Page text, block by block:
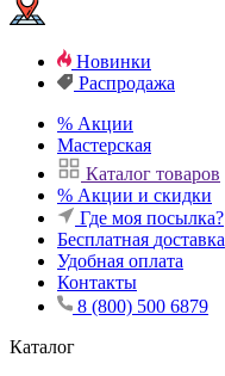
Новинки
Распродажа
% Акции
Мастерская
Каталог товаров
% Акции и скидки
Где моя посылка?
Бесплатная доставка
Удобная оплата
Контакты
8 (800) 500 6879
Каталог